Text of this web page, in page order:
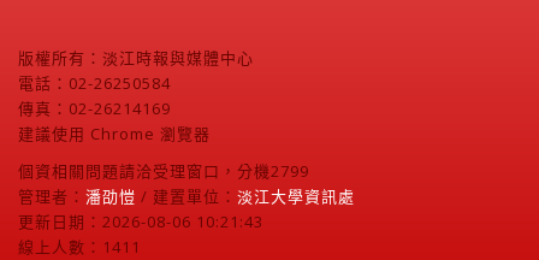
版權所有：淡江時報與媒體中心
電話：02-26250584
傳真：02-26214169
建議使用 Chrome 瀏覽器
個資相關問題請洽受理窗口，分機2799
管理者： 潘劭愷 / 建置單位： 淡江大學資訊處
更新日期：2026-08-06 10:21:43
線上人數：1411